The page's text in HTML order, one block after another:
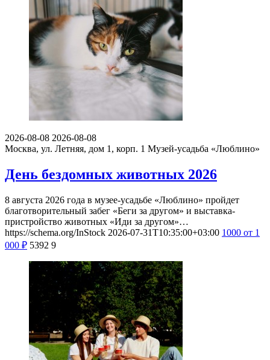
2026-08-08 2026-08-08
Москва, ул. Летняя, дом 1, корп. 1 Музей-усадьба «Люблино»
День бездомных животных 2026
8 августа 2026 года в музее-усадьбе «Люблино» пройдет
благотворительный забег «Беги за другом» и выставка-
пристройство животных «Иди за другом»…
https://schema.org/InStock 2026-07-31T10:35:00+03:00 1000 от 1
000 ₽ 5392 9